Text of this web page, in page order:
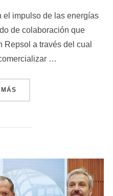
el impulso de las energías
de colaboración que
Repsol a través del cual
…